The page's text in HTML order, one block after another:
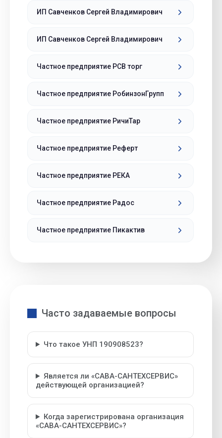
ИП Савченков Сергей Владимирович
ИП Савченков Сергей Владимирович
Частное предприятие РСВ торг
Частное предприятие РобинзонГрупп
Частное предприятие РичиТар
Частное предприятие Реферт
Частное предприятие РЕКА
Частное предприятие Радос
Частное предприятие Пикактив
Часто задаваемые вопросы
Что такое УНП 190908523?
Является ли «САВА-САНТЕХСЕРВИС»
действующей организацией?
Когда зарегистрирована организация
«САВА-САНТЕХСЕРВИС»?